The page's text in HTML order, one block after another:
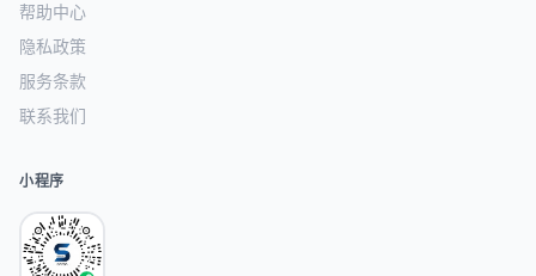
帮助中心
隐私政策
服务条款
联系我们
小程序